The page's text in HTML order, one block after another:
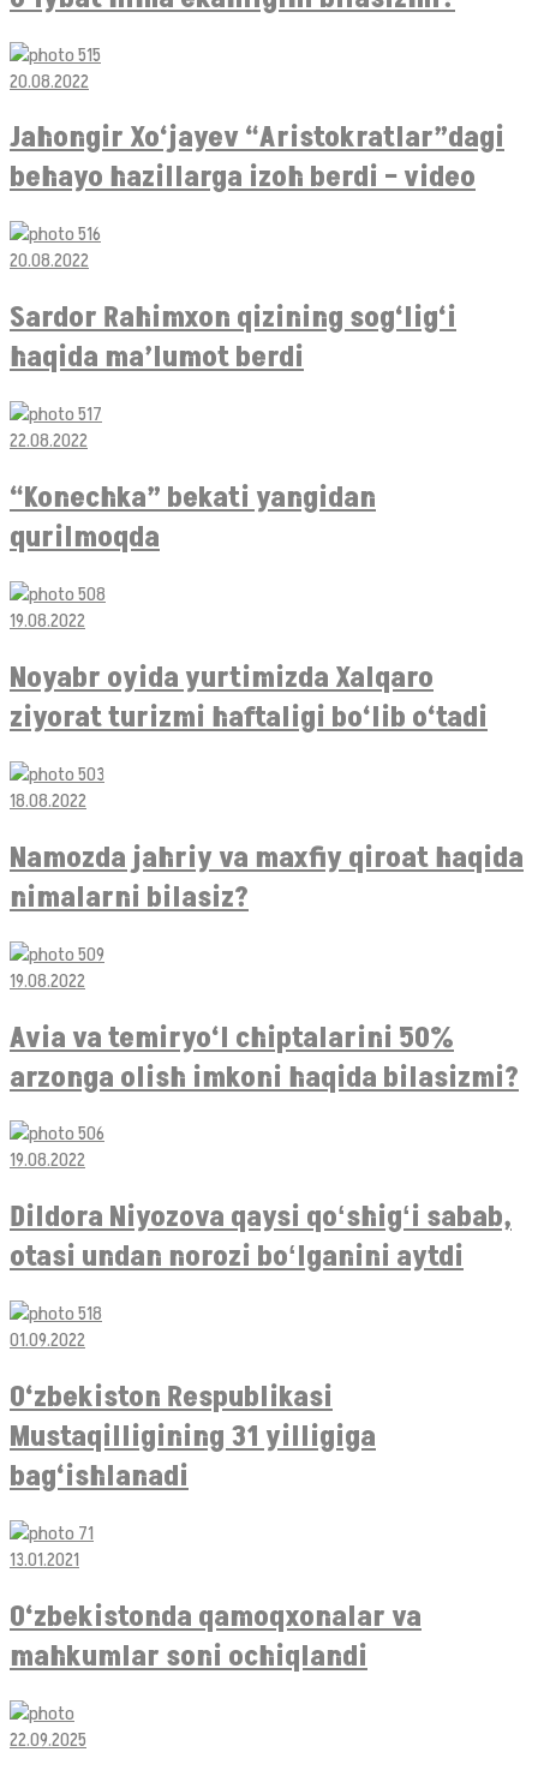
20.08.2022
Jahongir Xo‘jayev “Aristokratlar”dagi
behayo hazillarga izoh berdi – video
20.08.2022
Sardor Rahimxon qizining sog‘lig‘i
haqida ma’lumot berdi
22.08.2022
“Konechka” bekati yangidan
qurilmoqda
19.08.2022
Noyabr oyida yurtimizda Xalqaro
ziyorat turizmi haftaligi bo‘lib o‘tadi
18.08.2022
Namozda jahriy va maxfiy qiroat haqida
nimalarni bilasiz?
19.08.2022
Avia va temiryo‘l chiptalarini 50%
arzonga olish imkoni haqida bilasizmi?
19.08.2022
Dildora Niyozova qaysi qoʻshigʻi sabab,
otasi undan norozi boʻlganini aytdi
01.09.2022
O‘zbekiston Respublikasi
Mustaqilligining 31 yilligiga
bag‘ishlanadi
13.01.2021
O‘zbekistonda qamoqxonalar va
mahkumlar soni ochiqlandi
22.09.2025